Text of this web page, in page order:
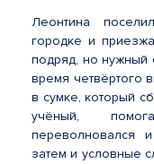
Леонтина
городке и
подряд, но нужный
время четвёртого
в сумке, который
учёный,
переволновался
затем и условные